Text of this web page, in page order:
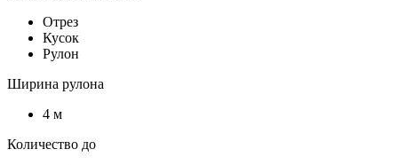
Отрез
Кусок
Рулон
Ширина рулона
4 м
Количество до